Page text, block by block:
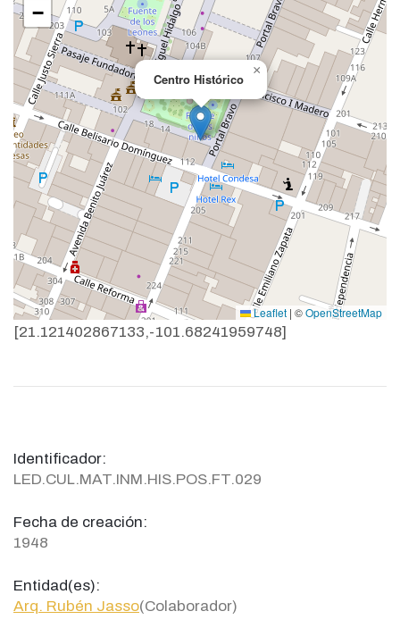
Centro Histórico
×
−
Leaflet | ©OpenStreetMap
[21.121402867133,-101.68241959748]
Identificador:
LED.CUL.MAT.INM.HIS.POS.FT.029
Fecha de creación:
1948
Entidad(es):
Arq. Rubén Jasso(Colaborador)